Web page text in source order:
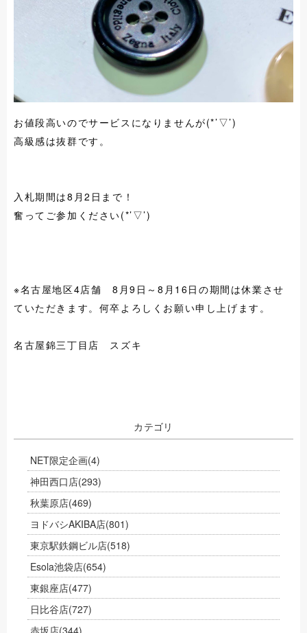
お値段高いのでサービスになりませんが(*’▽’)
高級感は抜群です。
入札期間は8月2日まで！
奮ってご参加ください(*’▽’)
※名古屋地区4店舗 8月9日～8月16日の期間は休業させ
ていただきます。何卒よろしくお願い申し上げます。
名古屋錦三丁目店 スズキ
カテゴリ
NET限定企画(4)
神田西口店(293)
秋葉原店(469)
ヨドバシAKIBA店(801)
東京駅鉄鋼ビル店(518)
Esola池袋店(654)
東銀座店(477)
日比谷店(727)
赤坂店(344)